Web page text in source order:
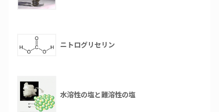
ニトログリセリン
水溶性の塩と難溶性の塩